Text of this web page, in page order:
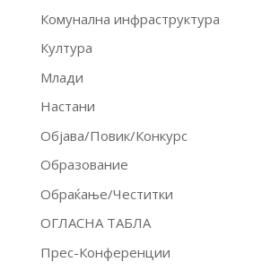
Комунална инфраструктура
Култура
Млади
Настани
Објава/Повик/Конкурс
Образование
Обраќање/Честитки
ОГЛАСНА ТАБЛА
Прес-Конференции